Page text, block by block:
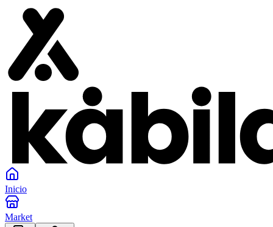
Inicio
Market